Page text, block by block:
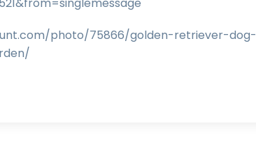
photo/75866/golden-retriever-dog-